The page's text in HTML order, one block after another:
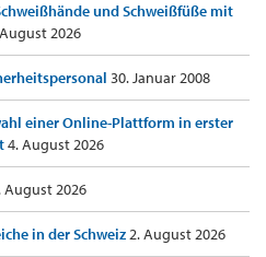
und Schweißfüße mit
2026
30. Januar 2008
einer Online-Plattform in erster
4. August 2026
August 2026
in der Schweiz2. August 2026